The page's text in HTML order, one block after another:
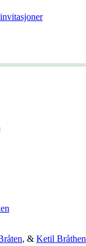
, & Ketil Bråthen